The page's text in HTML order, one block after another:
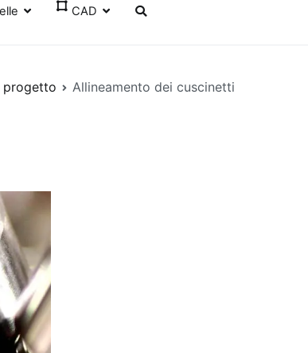
CAD
progetto Allineamento dei cuscinetti